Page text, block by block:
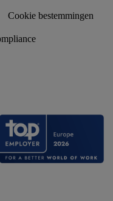
Cookie bestemmingen